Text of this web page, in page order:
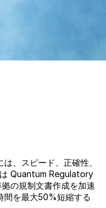
、スピード、正確性、
Quantum Regulatory
の規制文書作成を加速
間を最大50%短縮する